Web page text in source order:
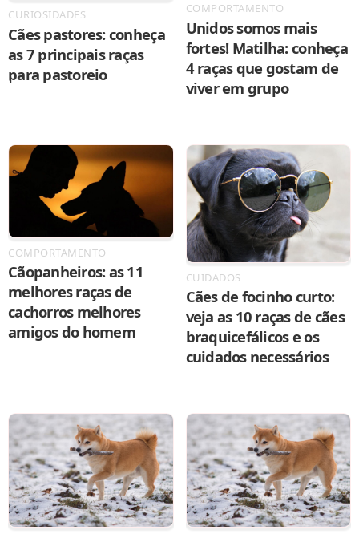
CURIOSIDADES
Cães pastores: conheça
as 7 principais raças
para pastoreio
COMPORTAMENTO
Unidos somos mais
fortes! Matilha: conheça
4 raças que gostam de
viver em grupo
COMPORTAMENTO
Cãopanheiros: as 11
melhores raças de
cachorros melhores
amigos do homem
CUIDADOS
Cães de focinho curto:
veja as 10 raças de cães
braquicefálicos e os
cuidados necessários